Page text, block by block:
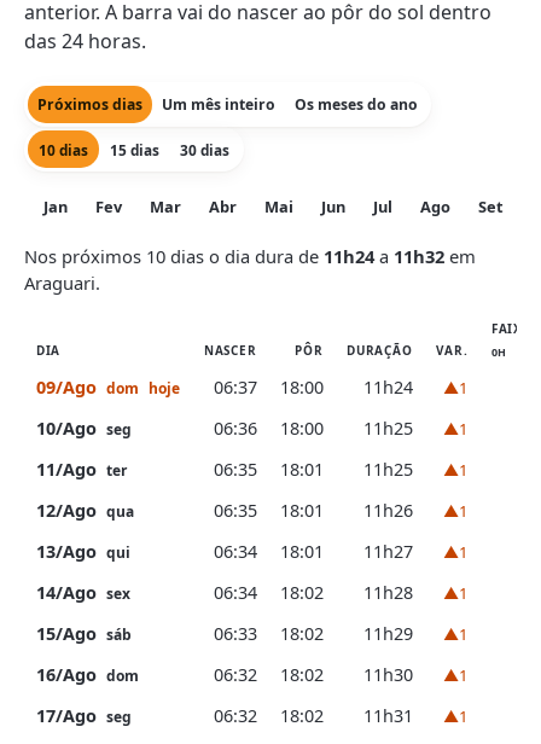
anterior. A barra vai do nascer ao pôr do sol dentro
das 24 horas.
Próximos dias Um mês inteiro Os meses do ano
10 dias 15 dias 30 dias
Jan Fev Mar Abr Mai Jun Jul Ago Set
Nos próximos 10 dias o dia dura de 11h24a 11h32 em
Araguari.
DIA NASCER PÔR DURAÇÃO VAR.
FAIXA
0H
09/Ago dom hoje 06:37 18:00 11h24 ▲1
10/Ago seg 06:36 18:00 11h25 ▲1
11/Ago ter 06:35 18:01 11h25 ▲1
12/Ago qua 06:35 18:01 11h26 ▲1
13/Ago qui 06:34 18:01 11h27 ▲1
14/Ago sex 06:34 18:02 11h28 ▲1
15/Ago sáb 06:33 18:02 11h29 ▲1
16/Ago dom 06:32 18:02 11h30 ▲1
17/Ago seg 06:32 18:02 11h31 ▲1